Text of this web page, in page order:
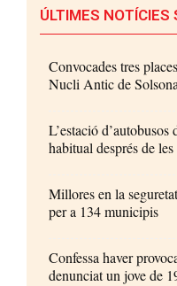
ÚLTIMES NOTÍCIES
Convocades tres
Nucli Antic de
L’estació
habitual després de
Millores en la
per a 134 municipis
Confessa haver
denunciat un jove de